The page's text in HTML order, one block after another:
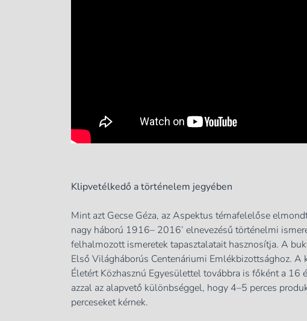
Klipvetélkedő a történelem jegyében
Mint azt Gecse Géza, az Aspektus témafelelőse
nagy háború 1916– 2016’ elnevezésű történelmi
felhalmozott ismeretek tapasztalatait hasznosítja. A
Első Világháborús Centenáriumi Emlékbizottsághoz.
Életért Közhasznú Egyesülettel továbbra is főként a
azzal az alapvető különbséggel, hogy 4–5 perces
perceseket kérnek.